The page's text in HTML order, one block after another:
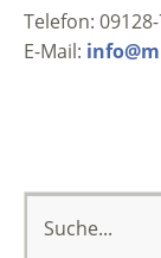
Telefon:
E-Mail: